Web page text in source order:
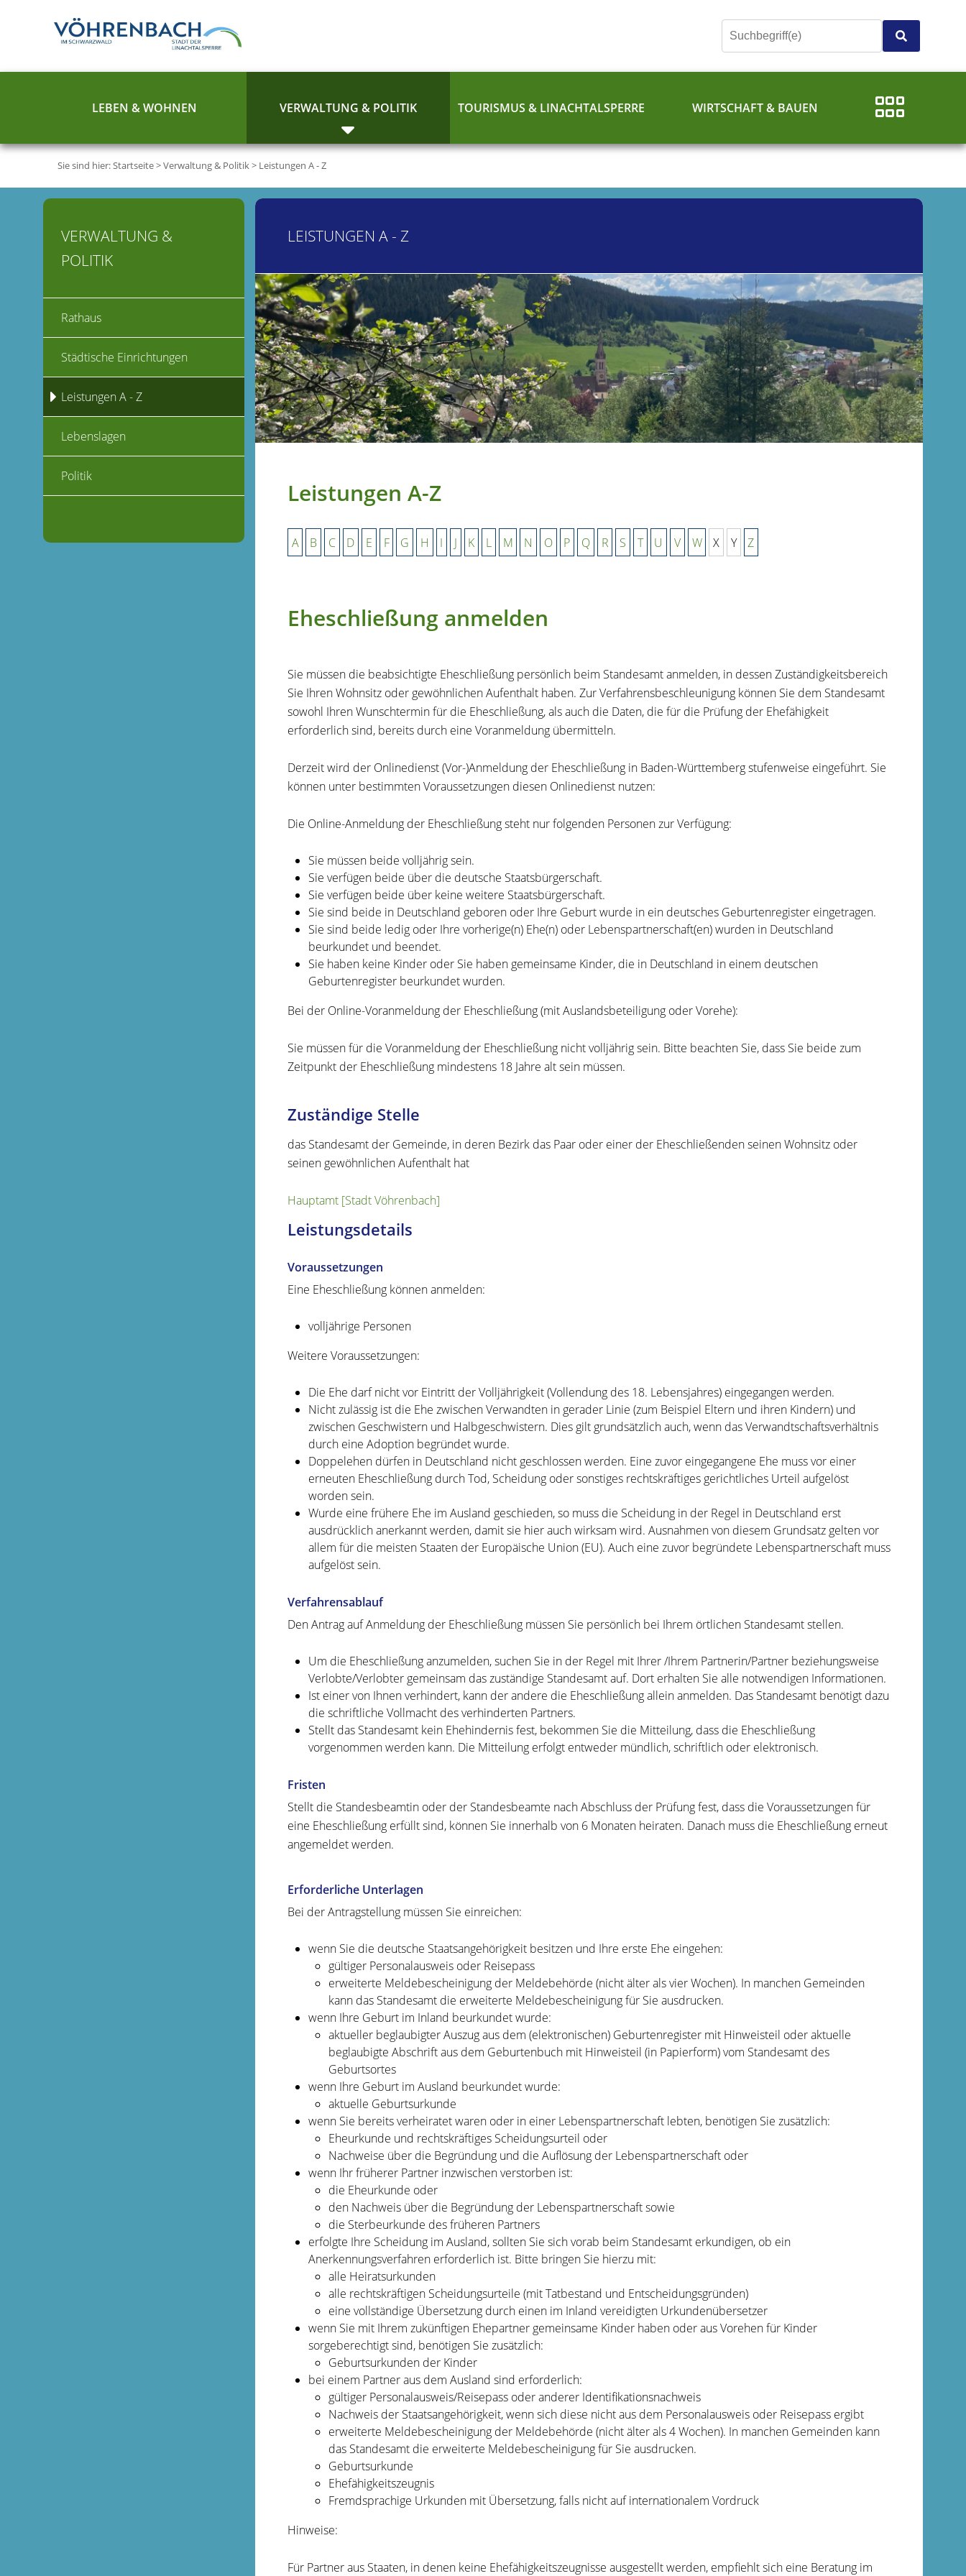
LEBEN & WOHNEN VERWALTUNG & POLITIK TOURISMUS & LINACHTALSPERRE WIRTSCHAFT & BAUEN
Sie sind hier:Startseite>Verwaltung & Politik> Leistungen A - Z
LEISTUNGEN A - Z
Leistungen A-Z
A B C D E F G H I J K L M N O P Q R S T U V W X Y Z
Eheschließung anmelden
Sie müssen die beabsichtigte Eheschließung persönlich beim Standesamt anmelden, in dessen Zuständigkeitsbereich
Sie Ihren Wohnsitz oder gewöhnlichen Aufenthalt haben. Zur Verfahrensbeschleunigung können Sie dem Standesamt
sowohl Ihren Wunschtermin für die Eheschließung, als auch die Daten, die für die Prüfung der Ehefähigkeit
erforderlich sind, bereits durch eine Voranmeldung übermitteln.
Derzeit wird der Onlinedienst (Vor-)Anmeldung der Eheschließung in Baden-Württemberg stufenweise eingeführt. Sie
können unter bestimmten Voraussetzungen diesen Onlinedienst nutzen:
Die Online-Anmeldung der Eheschließung steht nur folgenden Personen zur Verfügung:
Sie müssen beide volljährig sein.
Sie verfügen beide über die deutsche Staatsbürgerschaft.
Sie verfügen beide über keine weitere Staatsbürgerschaft.
Sie sind beide in Deutschland geboren oder Ihre Geburt wurde in ein deutsches Geburtenregister eingetragen.
Sie sind beide ledig oder Ihre vorherige(n) Ehe(n) oder Lebenspartnerschaft(en) wurden in Deutschland
beurkundet und beendet.
Sie haben keine Kinder oder Sie haben gemeinsame Kinder, die in Deutschland in einem deutschen
Geburtenregister beurkundet wurden.
Bei der Online-Voranmeldung der Eheschließung (mit Auslandsbeteiligung oder Vorehe):
Sie müssen für die Voranmeldung der Eheschließung nicht volljährig sein. Bitte beachten Sie, dass Sie beide zum
Zeitpunkt der Eheschließung mindestens 18 Jahre alt sein müssen.
Zuständige Stelle
das Standesamt der Gemeinde, in deren Bezirk das Paar oder einer der Eheschließenden seinen Wohnsitz oder
seinen gewöhnlichen Aufenthalt hat
Hauptamt [Stadt Vöhrenbach]
Leistungsdetails
Voraussetzungen
Eine Eheschließung können anmelden:
volljährige Personen
Weitere Voraussetzungen:
Die Ehe darf nicht vor Eintritt der Volljährigkeit (Vollendung des 18. Lebensjahres) eingegangen werden.
Nicht zulässig ist die Ehe zwischen Verwandten in gerader Linie (zum Beispiel Eltern und ihren Kindern) und
zwischen Geschwistern und Halbgeschwistern. Dies gilt grundsätzlich auch, wenn das Verwandtschaftsverhältnis
durch eine Adoption begründet wurde.
Doppelehen dürfen in Deutschland nicht geschlossen werden. Eine zuvor eingegangene Ehe muss vor einer
erneuten Eheschließung durch Tod, Scheidung oder sonstiges rechtskräftiges gerichtliches Urteil aufgelöst
worden sein.
Wurde eine frühere Ehe im Ausland geschieden, so muss die Scheidung in der Regel in Deutschland erst
ausdrücklich anerkannt werden, damit sie hier auch wirksam wird. Ausnahmen von diesem Grundsatz gelten vor
allem für die meisten Staaten der Europäische Union (EU). Auch eine zuvor begründete Lebenspartnerschaft muss
aufgelöst sein.
Verfahrensablauf
Den Antrag auf Anmeldung der Eheschließung müssen Sie persönlich bei Ihrem örtlichen Standesamt stellen.
Um die Eheschließung anzumelden, suchen Sie in der Regel mit Ihrer /Ihrem Partnerin/Partner beziehungsweise
Verlobte/Verlobter gemeinsam das zuständige Standesamt auf. Dort erhalten Sie alle notwendigen Informationen.
Ist einer von Ihnen verhindert, kann der andere die Eheschließung allein anmelden. Das Standesamt benötigt dazu
die schriftliche Vollmacht des verhinderten Partners.
Stellt das Standesamt kein Ehehindernis fest, bekommen Sie die Mitteilung, dass die Eheschließung
vorgenommen werden kann. Die Mitteilung erfolgt entweder mündlich, schriftlich oder elektronisch.
Fristen
Stellt die Standesbeamtin oder der Standesbeamte nach Abschluss der Prüfung fest, dass die Voraussetzungen für
eine Eheschließung erfüllt sind, können Sie innerhalb von 6 Monaten heiraten. Danach muss die Eheschließung erneut
angemeldet werden.
Erforderliche Unterlagen
Bei der Antragstellung müssen Sie einreichen:
wenn Sie die deutsche Staatsangehörigkeit besitzen und Ihre erste Ehe eingehen:
gültiger Personalausweis oder Reisepass
erweiterte Meldebescheinigung der Meldebehörde (nicht älter als vier Wochen). In manchen Gemeinden
kann das Standesamt die erweiterte Meldebescheinigung für Sie ausdrucken.
wenn Ihre Geburt im Inland beurkundet wurde:
aktueller beglaubigter Auszug aus dem (elektronischen) Geburtenregister mit Hinweisteil oder aktuelle
beglaubigte Abschrift aus dem Geburtenbuch mit Hinweisteil (in Papierform) vom Standesamt des
Geburtsortes
wenn Ihre Geburt im Ausland beurkundet wurde:
​​​​​aktuelle Geburtsurkunde
wenn Sie bereits verheiratet waren oder in einer Lebenspartnerschaft lebten, benötigen Sie zusätzlich:
Eheurkunde und rechtskräftiges Scheidungsurteil oder
Nachweise über die Begründung und die Auflösung der Lebenspartnerschaft oder
wenn Ihr früherer Partner inzwischen verstorben ist:
die Eheurkunde oder
den Nachweis über die Begründung der Lebenspartnerschaft sowie
die Sterbeurkunde des früheren Partners
erfolgte Ihre Scheidung im Ausland, sollten Sie sich vorab beim Standesamt erkundigen, ob ein
Anerkennungsverfahren erforderlich ist. Bitte bringen Sie hierzu mit:
alle Heiratsurkunden
alle rechtskräftigen Scheidungsurteile (mit Tatbestand und Entscheidungsgründen)
eine vollständige Übersetzung durch einen im Inland vereidigten Urkundenübersetzer
wenn Sie mit Ihrem zukünftigen Ehepartner gemeinsame Kinder haben oder aus Vorehen für Kinder
sorgeberechtigt sind, benötigen Sie zusätzlich:
​​​​​​​Geburtsurkunden der Kinder
bei einem Partner aus dem Ausland sind erforderlich:
​​​​​​gültiger Personalausweis/Reisepass oder anderer Identifikationsnachweis
​​​​​​​Nachweis der Staatsangehörigkeit, wenn sich diese nicht aus dem Personalausweis oder Reisepass ergibt
erweiterte Meldebescheinigung der Meldebehörde (nicht älter als 4 Wochen). In manchen Gemeinden kann
das Standesamt die erweiterte Meldebescheinigung für Sie ausdrucken.
Geburtsurkunde
Ehefähigkeitszeugnis
Fremdsprachige Urkunden mit Übersetzung, falls nicht auf internationalem Vordruck
Hinweise:
Für Partner aus Staaten, in denen keine Ehefähigkeitszeugnisse ausgestellt werden, empfiehlt sich eine Beratung im
VERWALTUNG &
POLITIK
Rathaus
Städtische Einrichtungen
Leistungen A - Z
Lebenslagen
Politik